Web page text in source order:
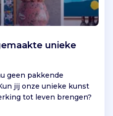
unieke
geen pakkende
jij onze unieke kunst
tot leven brengen?